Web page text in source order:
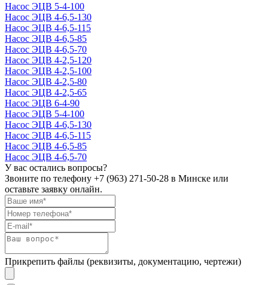
Насос ЭЦВ 5-4-100
Насос ЭЦВ 4-6,5-130
Насос ЭЦВ 4-6,5-115
Насос ЭЦВ 4-6,5-85
Насос ЭЦВ 4-6,5-70
Насос ЭЦВ 4-2,5-120
Насос ЭЦВ 4-2,5-100
Насос ЭЦВ 4-2,5-80
Насос ЭЦВ 4-2,5-65
Насос ЭЦВ 6-4-90
Насос ЭЦВ 5-4-100
Насос ЭЦВ 4-6,5-130
Насос ЭЦВ 4-6,5-115
Насос ЭЦВ 4-6,5-85
Насос ЭЦВ 4-6,5-70
У вас остались вопросы?
Звоните по телефону +7 (963) 271-50-28 в Минске или
оставьте заявку онлайн.
Прикрепить файлы (реквизиты, документацию, чертежи)